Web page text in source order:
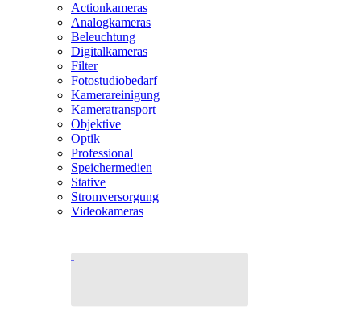
Actionkameras
Analogkameras
Beleuchtung
Digitalkameras
Filter
Fotostudiobedarf
Kamerareinigung
Kameratransport
Objektive
Optik
Professional
Speichermedien
Stative
Stromversorgung
Videokameras